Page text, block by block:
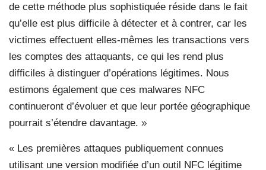
de cette méthode plus sophistiquée réside dans le fait
qu’elle est plus difficile à détecter et à contrer, car les
victimes effectuent elles-mêmes les transactions vers
les comptes des attaquants, ce qui les rend plus
difficiles à distinguer d’opérations légitimes. Nous
estimons également que ces malwares NFC
continueront d’évoluer et que leur portée géographique
pourrait s’étendre davantage. »
« Les premières attaques publiquement connues
utilisant une version modifiée d’un outil NFC légitime